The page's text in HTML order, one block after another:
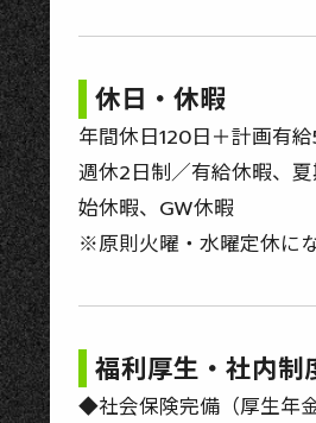
休日・休暇
年間休日120日＋計画有給
週休2日制／有給休暇、
始休暇、GW休暇
※原則火曜・水曜定休に
福利厚生 ・社内制
◆社会保険完備（厚生年